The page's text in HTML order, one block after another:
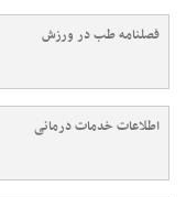
فصلنامه طب در ورزش
اطلاعات خدمات درمانی